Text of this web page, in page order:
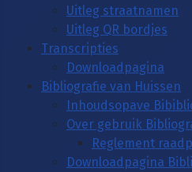
Uitleg straatnamen
Uitleg QR bordjes
Transcripties
Downloadpagina
Bibliografie van Huissen
Inhoudsopave
Over gebruik
Reglement
Downloadpagina